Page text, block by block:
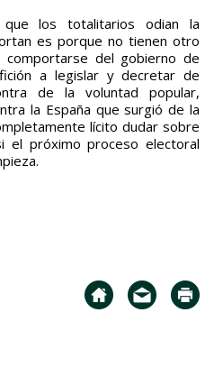
los totalitarios odian la
es porque no tienen otro
del gobierno de
a legislar y decretar de
de la voluntad popular,
la España que surgió de la
lícito dudar sobre
el próximo proceso electoral